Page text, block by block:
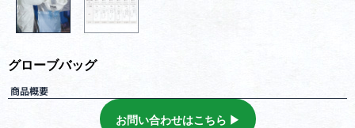
グローブバッグ
商品概要
お問い合わせはこちら ▶︎